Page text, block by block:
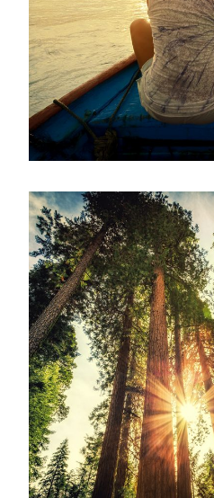
June 6, 2016
June 6, 2016